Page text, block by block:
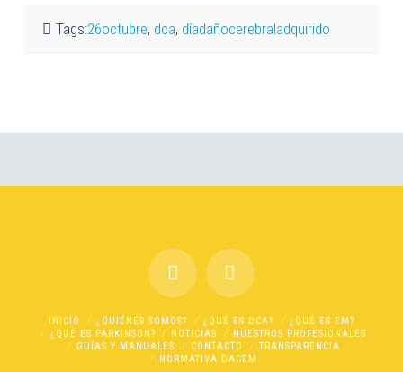
Tags:26octubre, dca, díadañocerebraladquirido
INICIO ¿QUIÉNES SOMOS? ¿QUÉ ES DCA?
¿QUÉ ES EM?
¿QUÉ ES PARKINSON?
NOTICIAS
NUESTROS PROFESIONALES
GUÍAS Y MANUALES
CONTACTO
TRANSPARENCIA
NORMATIVA DACEM